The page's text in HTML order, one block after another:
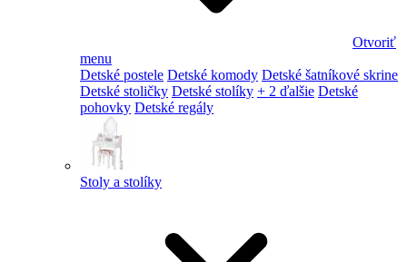
Otvoriť
menu
Detské postele Detské komody Detské šatníkové skrine
Detské stoličky Detské stolíky + 2 ďalšie Detské
pohovky Detské regály
Stoly a stolíky